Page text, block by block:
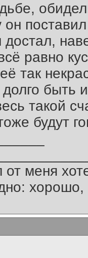
он
достал,
равно
так
быть
такой
будут
от меня